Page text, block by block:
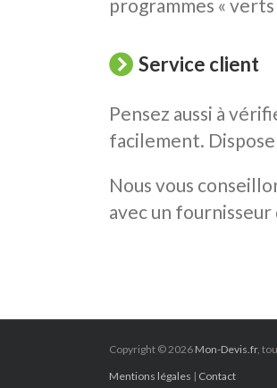
programmes « verts
Service client
Pensez aussi à
facilement.
Nous vous
avec un fournisseur
Copyright © 2026 Mon-Devis.fr,
Mentions légales | Contact